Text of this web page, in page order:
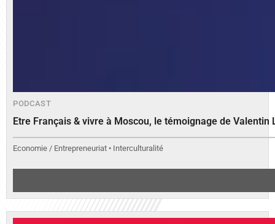
PODCAST
Etre Français & vivre à Moscou, le témoignage de Valentin
Economie / Entrepreneuriat • Interculturalité